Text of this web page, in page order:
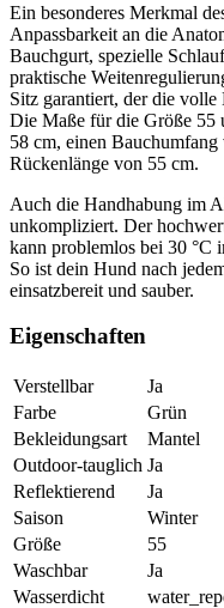
Ein besonderes Merkmal
Anpassbarkeit an die
Bauchgurt, spezielle
praktische
Sitz garantiert, der die
Die Maße für die Größe 55
58 cm, einen
Rückenlänge von 55 cm.
Auch die Handhabung im
unkompliziert. Der
kann problemlos bei 30 °C
So ist dein Hund nach
einsatzbereit und sauber.
Eigenschaften
Verstellbar
Ja
Farbe
Grün
Bekleidungsart
Mantel
Outdoor-tauglich Ja
Reflektierend
Ja
Saison
Winter
Größe
55
Waschbar
Ja
Wasserdicht